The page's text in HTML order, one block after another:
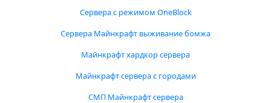
Сервера с режимом OneBlock
Сервера Майнкрафт выживание бомжа
Майнкрафт хардкор сервера
Майнкрафт сервера с городами
СМП Майнкрафт сервера